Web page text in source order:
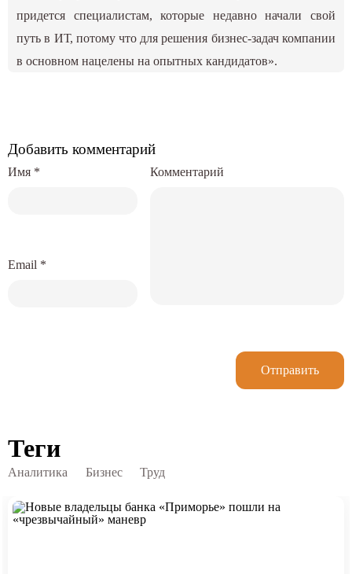
придется специалистам, которые недавно начали свой
путь в ИТ, потому что для решения бизнес-задач компании
в основном нацелены на опытных кандидатов».
Добавить комментарий
Комментарий
Имя *
Email *
Отправить
Теги
Аналитика Бизнес Труд